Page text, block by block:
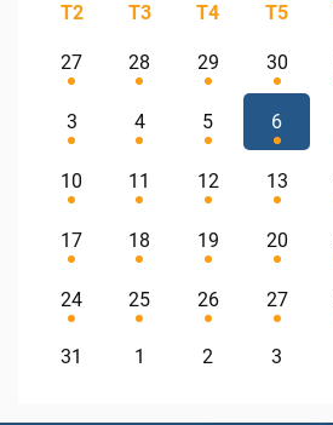
T2 T3 T4 T5
27 28 29 30
3 4 5 6
10 11 12 13
17 18 19 20
24 25 26 27
31 1 2 3